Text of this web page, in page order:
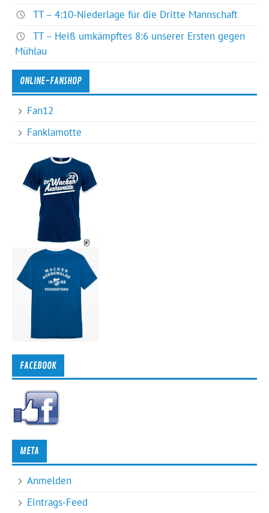
TT – 4:10-Niederlage für die Dritte Mannschaft
TT – Heiß umkämpftes 8:6 unserer Ersten gegen
Mühlau
ONLINE-FANSHOP
Fan12
Fanklamotte
FACEBOOK
META
Anmelden
Eintrags-Feed